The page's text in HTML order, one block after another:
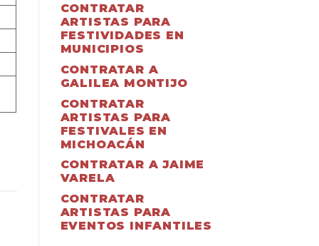
CONTRATAR
ARTISTAS PARA
FESTIVIDADES EN
MUNICIPIOS
CONTRATAR A
GALILEA MONTIJO
CONTRATAR
ARTISTAS PARA
FESTIVALES EN
MICHOACÁN
CONTRATAR A JAIME
VARELA
CONTRATAR
ARTISTAS PARA
EVENTOS INFANTILES